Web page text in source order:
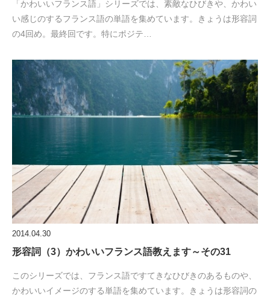
「かわいいフランス語」シリーズでは、素敵なひびきや、かわい
い感じのするフランス語の単語を集めています。きょうは形容詞
の4回め。最終回です。特にポジテ…
2014.04.30
形容詞（3）かわいいフランス語教えます～その31
このシリーズでは、フランス語ですてきなひびきのあるものや、
かわいいイメージのする単語を集めています。きょうは形容詞の